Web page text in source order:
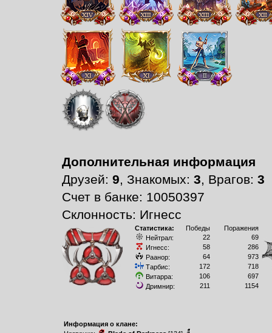
Дополнительная информация
Друзей: 9, Знакомых: 3, Врагов: 3
Счет в банке: 10050397
Склонность: Игнесс
Статистика: Победы
Поражения
Нейтрал:
22
69
Игнесс:
58
286
Раанор:
64
973
Тарбис:
172
718
Витарра:
106
697
Дримнир:
211 1154
Информация о клане: